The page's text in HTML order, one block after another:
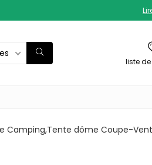
liste
Camping,Tente dôme Coupe-